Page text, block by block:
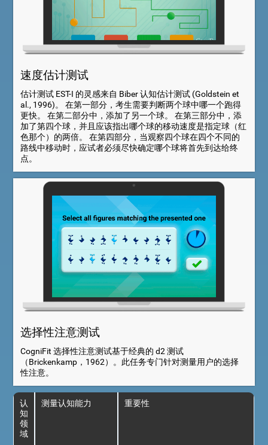
速度估计测试
估计测试 EST-I 的灵感来自 Biber 认知估计测试 (Goldstein et
al., 1996)。 在第一部分，考生需要判断两个球中哪一个跑得
更快。 在第二部分中，添加了另一个球。 在第三部分中，添
加了第四个球，并且应该指出哪个球的移动速度是指定球（红
色那个）的两倍。 在第四部分，当观察四个球在四个不同的
路线中移动时，应试者必须尽快确定哪个球将首先到达给终
点。
选择性注意测试
CogniFit 选择性注意测试基于经典的 d2 测试
（Brickenkamp，1962）。此任务专门针对测量用户的选择
性注意。
认
知
领
域
测量认知能力 重要性